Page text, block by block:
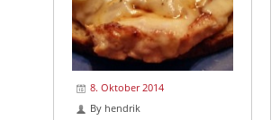
8. Oktober 2014
By hendrik